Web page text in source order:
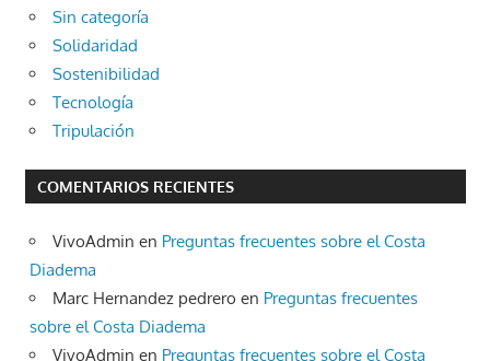
Sin categoría
Solidaridad
Sostenibilidad
Tecnología
Tripulación
COMENTARIOS RECIENTES
VivoAdmin en Preguntas frecuentes sobre el Costa
Diadema
Marc Hernandez pedrero en Preguntas frecuentes
sobre el Costa Diadema
VivoAdmin en Preguntas frecuentes sobre el Costa